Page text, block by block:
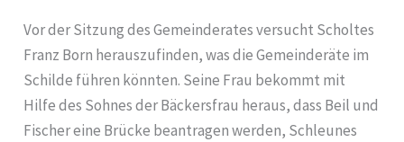
Vor der Sitzung des Gemeinderates versucht Scholtes
Franz Born herauszufinden, was die Gemeinderäte im
Schilde führen könnten. Seine Frau bekommt mit
Hilfe des Sohnes der Bäckersfrau heraus, dass Beil und
Fischer eine Brücke beantragen werden, Schleunes